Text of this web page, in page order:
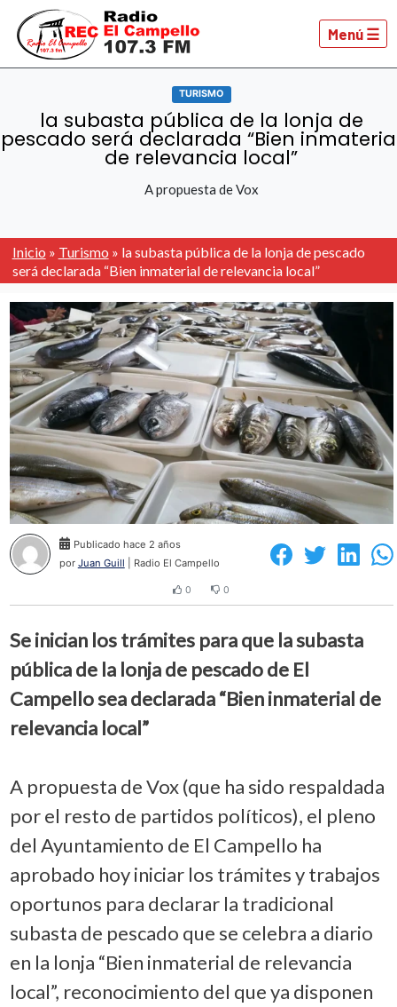
Menú ☰
TURISMO
la subasta pública de la lonja de
pescado será declarada “Bien
de relevancia local”
A propuesta de Vox
Inicio » Turismo » la subasta pública de la lonja de pescado
será declarada “Bien inmaterial de relevancia local”
Publicado hace 2 años
por Juan Guill | Radio El Campello
0 0
Se inician los trámites para que la subasta
pública de la lonja de pescado de El
Campello sea declarada “Bien inmaterial de
relevancia local”
A propuesta de Vox (que ha sido respaldada
por el resto de partidos políticos), el pleno
del Ayuntamiento de El Campello ha
aprobado hoy iniciar los trámites y trabajos
oportunos para declarar la tradicional
subasta de pescado que se celebra a diario
en la lonja “Bien inmaterial de relevancia
local”, reconocimiento del que ya disponen